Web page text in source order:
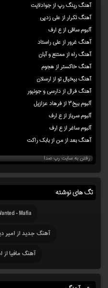
آهنگ رینگ رپ از جوادلایت
آهنگ تکرار از علی زدپی
آلبوم ساقی از ع ارف
آهنگ غرور از علی راستاد
آهنگ راه از ممتنع و آبان
آهنگ خاکستر از هجوم
آهنگ بیخیال تو از ارسلان
آهنگ فرال از دارسی و جونیور
آلبوم بیخ۳ از فرهاد عزازیل
آلبوم سرباز از ع ارف
آلبوم ساغر از ع ارف
آهنگ بعد از من از بابک راکت
رفتن به سایت رپ صدا
تگ های نوشته
- Mafia
آهنگ جدید از امیر
آهنگ مافیا از